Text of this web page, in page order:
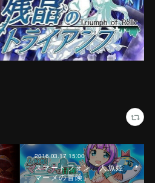
2016.03.17 15:00
スマートフォン「人魚姫
マーメの冒険」